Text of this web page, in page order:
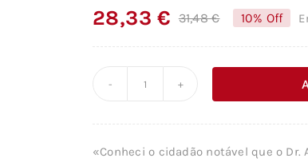
31,48€O
era:
28,33€
O
é:
10% Off
«Conheci o cidadão notável que o Dr.